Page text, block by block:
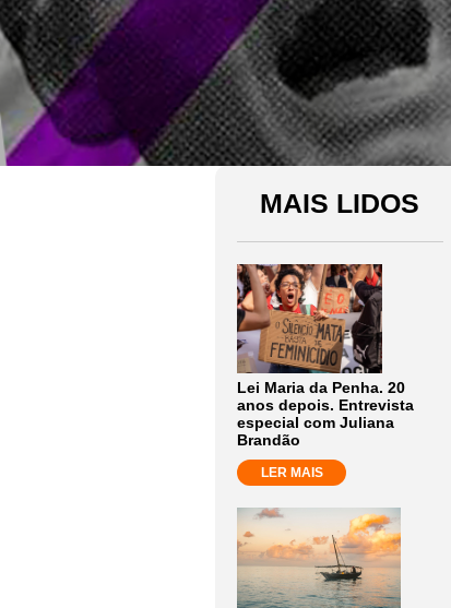
MAIS LIDOS
Lei Maria da Penha. 20
anos depois. Entrevista
especial com Juliana
Brandão
LER MAIS